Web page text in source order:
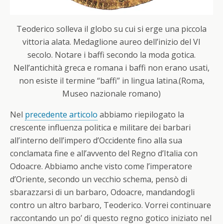
Teoderico solleva il globo su cui si erge una piccola
vittoria alata. Medaglione aureo dell’inizio del VI
secolo. Notare i baffi secondo la moda gotica.
Nell’antichità greca e romana i baffi non erano usati,
non esiste il termine “baffi” in lingua latina.(Roma,
Museo nazionale romano)
Nel precedente articolo abbiamo riepilogato la
crescente influenza politica e militare dei barbari
all’interno dell’impero d’Occidente fino alla sua
conclamata fine e all’avvento del Regno d’Italia con
Odoacre. Abbiamo anche visto come l’imperatore
d’Oriente, secondo un vecchio schema, pensò di
sbarazzarsi di un barbaro, Odoacre, mandandogli
contro un altro barbaro, Teoderico. Vorrei continuare
raccontando un po’ di questo regno gotico iniziato nel